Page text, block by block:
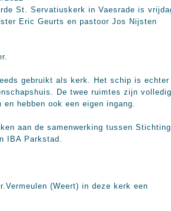
St. Servatiuskerk in Vaesrade is
Eric Geurts en pastoor Jos Nijsten
gebruikt als kerk. Het schip is echter
De twee ruimtes zijn volledig
en hebben ook een eigen ingang.
aan de samenwerking tussen Stichting
IBA Parkstad.
(Weert) in deze kerk een